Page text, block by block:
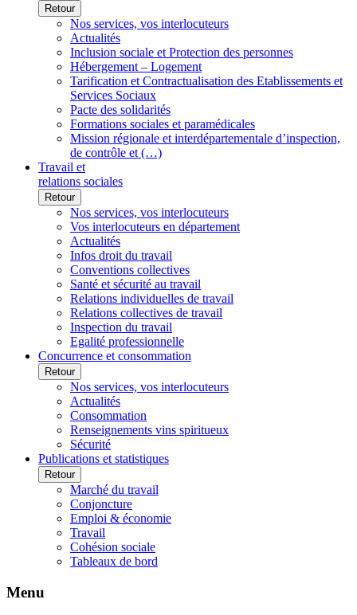
Retour
Nos services, vos interlocuteurs
Actualités
Inclusion sociale et Protection des personnes
Hébergement – Logement
Tarification et Contractualisation des Etablissements et
Services Sociaux
Pacte des solidarités
Formations sociales et paramédicales
Mission régionale et interdépartementale d’inspection,
de contrôle et (…)
Travail et
relations sociales
Retour
Nos services, vos interlocuteurs
Vos interlocuteurs en département
Actualités
Infos droit du travail
Conventions collectives
Santé et sécurité au travail
Relations individuelles de travail
Relations collectives de travail
Inspection du travail
Egalité professionnelle
Concurrence et consommation
Retour
Nos services, vos interlocuteurs
Actualités
Consommation
Renseignements vins spiritueux
Sécurité
Publications et statistiques
Retour
Marché du travail
Conjoncture
Emploi & économie
Travail
Cohésion sociale
Tableaux de bord
Menu